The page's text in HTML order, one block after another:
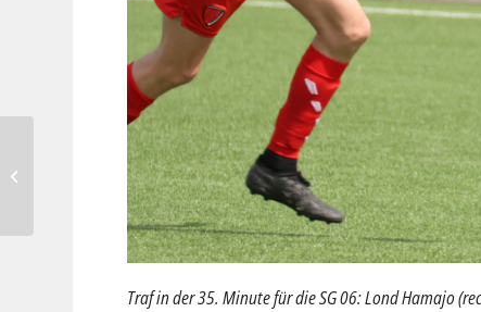
Traf in der 35. Minute für die SG 06: Lond Hamajo
BFD im Sport – jetzt